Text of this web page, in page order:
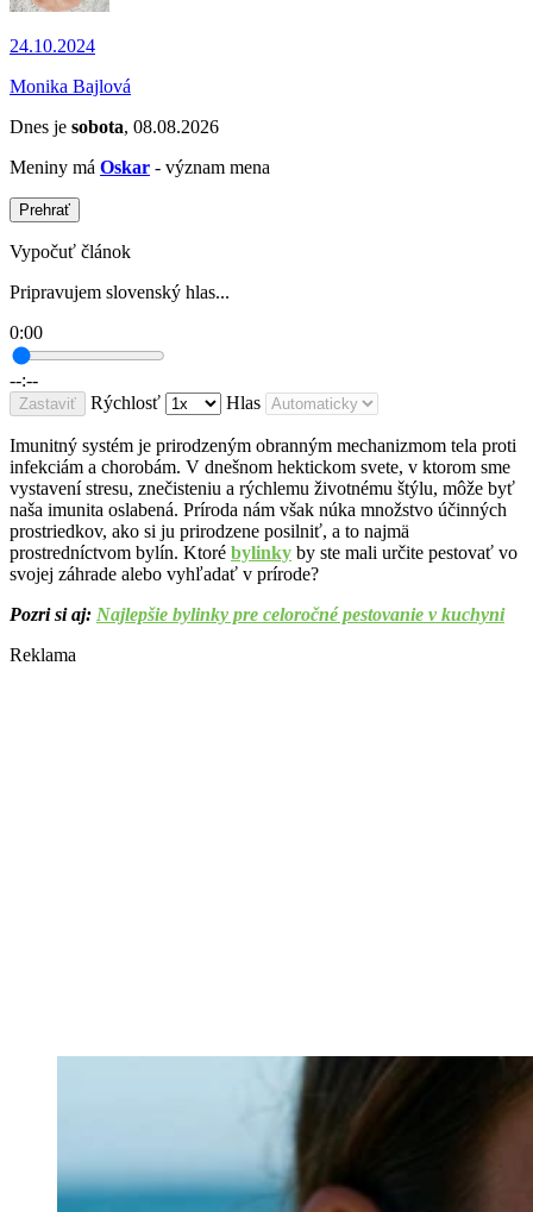
24.10.2024
Monika Bajlová
Dnes je sobota, 08.08.2026
Meniny má Oskar - význam mena
Prehrať
Vypočuť článok
Pripravujem slovenský hlas...
0:00
--:--
Zastaviť Rýchlosť Hlas
Imunitný systém je prirodzeným obranným mechanizmom tela proti
infekciám a chorobám. V dnešnom hektickom svete, v ktorom sme
vystavení stresu, znečisteniu a rýchlemu životnému štýlu, môže byť
naša imunita oslabená. Príroda nám však núka množstvo účinných
prostriedkov, ako si ju prirodzene posilniť, a to najmä
prostredníctvom bylín. Ktoré bylinky by ste mali určite pestovať vo
svojej záhrade alebo vyhľadať v prírode?
Pozri si aj: Najlepšie bylinky pre celoročné pestovanie v kuchyni
Reklama